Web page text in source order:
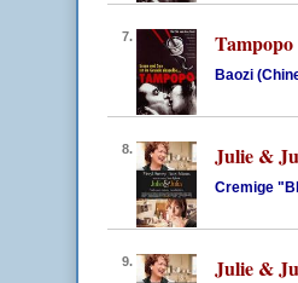
7. Tampopo
Baozi
8. Julie &
Cremige
9. Julie &